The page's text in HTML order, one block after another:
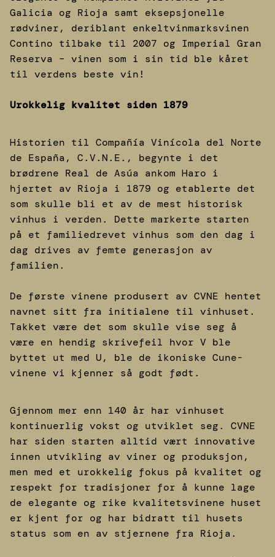
Galicia og Rioja samt eksepsjonelle
rødviner, deriblant enkeltvinmarksvinen
Contino tilbake til 2007 og Imperial Gran
Reserva – vinen som i sin tid ble kåret
til verdens beste vin!
Urokkelig kvalitet siden 1879
Historien til Compañía Vinícola del Norte
de España, C.V.N.E., begynte i det
brødrene Real de Asúa ankom Haro i
hjertet av Rioja i 1879 og etablerte det
som skulle bli et av de mest historisk
vinhus i verden. Dette markerte starten
på et familiedrevet vinhus som den dag i
dag drives av femte generasjon av
familien.
De første vinene produsert av CVNE hentet
navnet sitt fra initialene til vinhuset.
Takket være det som skulle vise seg å
være en hendig skrivefeil hvor V ble
byttet ut med U, ble de ikoniske Cune-
vinene vi kjenner så godt født.
Gjennom mer enn 140 år har vinhuset
kontinuerlig vokst og utviklet seg. CVNE
har siden starten alltid vært innovative
innen utvikling av viner og produksjon,
men med et urokkelig fokus på kvalitet og
respekt for tradisjoner for å kunne lage
de elegante og rike kvalitetsvinene huset
er kjent for og har bidratt til husets
status som en av stjernene fra Rioja.